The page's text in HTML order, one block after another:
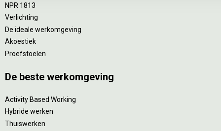
NPR 1813
Verlichting
De ideale werkomgeving
Akoestiek
Proefstoelen
De beste werkomgeving
Activity Based Working
Hybride werken
Thuiswerken